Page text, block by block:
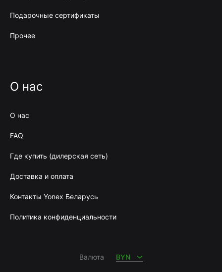
Подарочные сертификаты
Прочее
О нас
О нас
FAQ
Где купить (дилерская сеть)
Доставка и оплата
Контакты Yonex Беларусь
Политика конфиденциальности
Валюта BYN
BYN